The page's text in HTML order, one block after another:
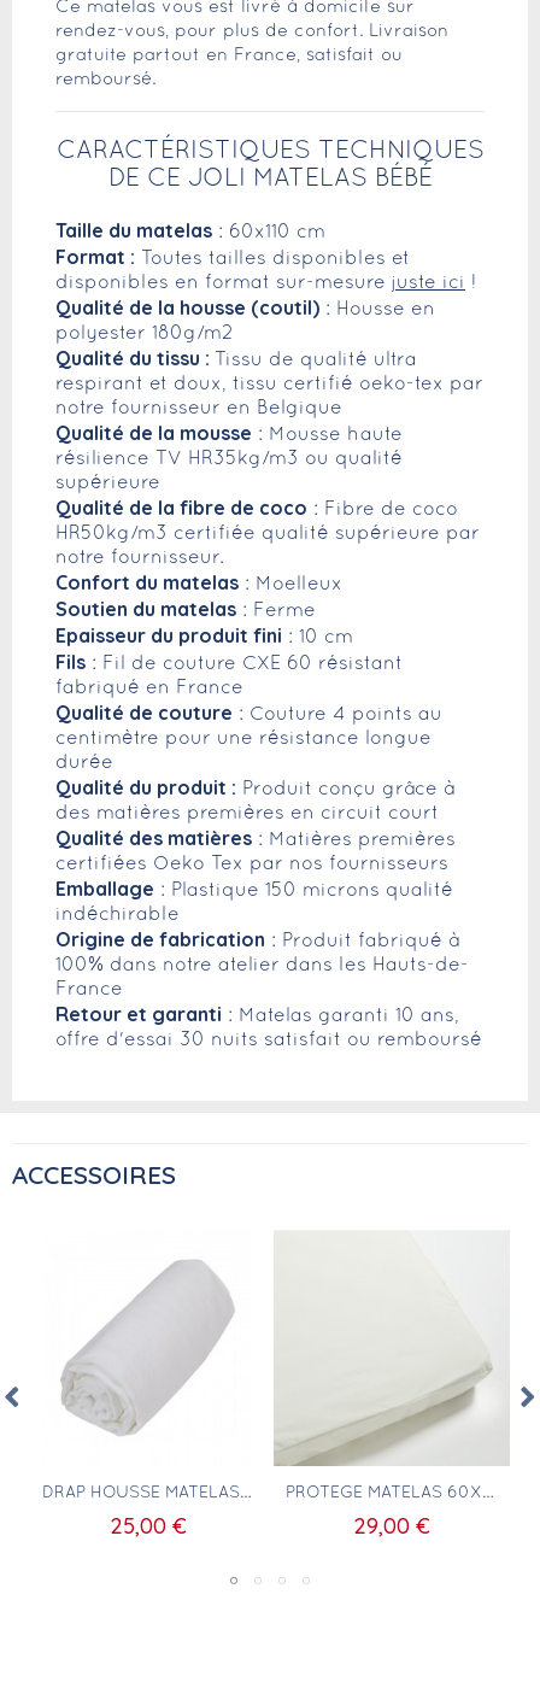
Ce matelas vous est livré à domicile sur
rendez-vous, pour plus de confort. Livraison
gratuite partout en France, satisfait ou
remboursé.
CARACTÉRISTIQUES TECHNIQUES
DE CE JOLI MATELAS BÉBÉ
Taille du matelas : 60x110 cm
Format : Toutes tailles disponibles et
disponibles en format sur-mesure juste ici !
Qualité de la housse (coutil) : Housse en
polyester 180g/m2
Qualité du tissu :
Tissu de qualité ultra
respirant et doux, tissu certifié oeko-tex par
notre fournisseur en Belgique
Qualité de la mousse : Mousse haute
résilience TV HR35kg/m3 ou qualité
supérieure
Qualité de la fibre de coco : Fibre de coco
HR50kg/m3 certifiée qualité supérieure par
notre fournisseur.
Confort du matelas : Moelleux
Soutien du matelas : Ferme
Epaisseur du produit fini : 10 cm
Fils : Fil de couture CXE 60 résistant
fabriqué en France
Qualité de couture : Couture 4 points au
centimètre pour une résistance longue
durée
Qualité du produit : Produit conçu grâce à
des matières premières en circuit court
Qualité des matières : Matières premières
certifiées Oeko Tex par nos fournisseurs
Emballage : Plastique 150 microns qualité
indéchirable
Origine de fabrication : Produit fabriqué à
100% dans notre atelier dans les Hauts-de-
France
Retour et garanti : Matelas garanti 10 ans,
offre d'essai 30 nuits satisfait ou remboursé
ACCESSOIRES
Aperçu rapide DRAP HOUSSE MATELAS 60X110 100% COTON BLANC
25,00 €
Aperçu rapide PROTÈGE MATELAS 60X110
29,00 €